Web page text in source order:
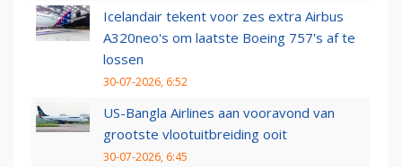
Icelandair tekent voor zes extra Airbus
A320neo's om laatste Boeing 757's af te
lossen
30-07-2026, 6:52
US-Bangla Airlines aan vooravond van
grootste vlootuitbreiding ooit
30-07-2026, 6:45